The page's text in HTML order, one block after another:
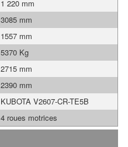
1 220 mm
3085 mm
1557 mm
5370 Kg
2715 mm
2390 mm
KUBOTA V2607-CR-TE5B
4 roues motrices